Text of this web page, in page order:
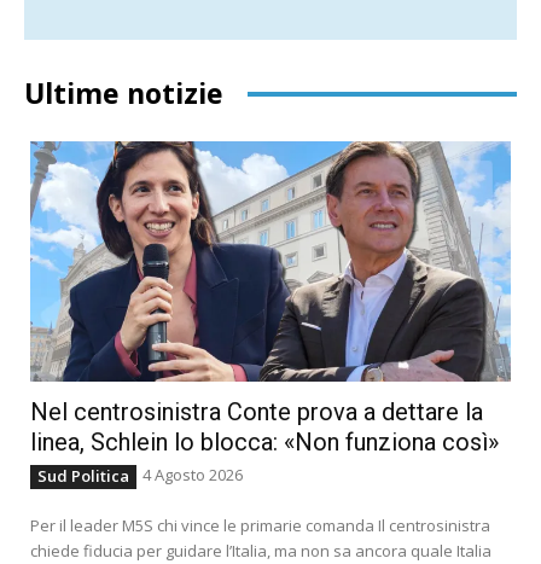
Ultime notizie
Nel centrosinistra Conte prova a dettare la
linea, Schlein lo blocca: «Non funziona così»
Sud Politica 4 Agosto 2026
Per il leader M5S chi vince le primarie comanda Il centrosinistra
chiede fiducia per guidare l’Italia, ma non sa ancora quale Italia